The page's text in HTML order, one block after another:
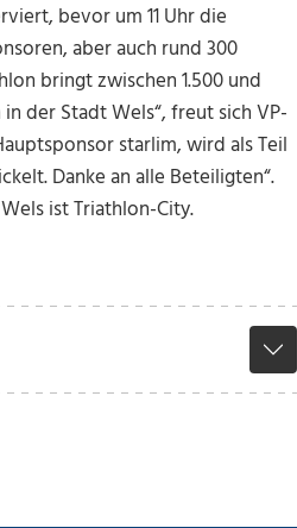
bevor um 11 Uhr die
aber auch rund 300
bringt zwischen 1.500 und
der Stadt Wels“, freut sich VP-
starlim, wird als Teil
Danke an alle Beteiligten“.
ist Triathlon-City.